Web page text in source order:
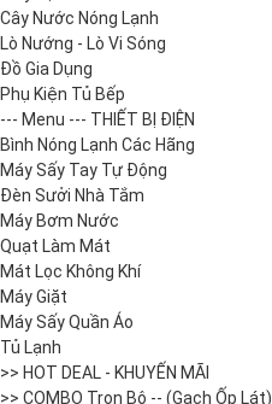
Cây Nước Nóng Lạnh
Lò Nướng - Lò Vi Sóng
Đồ Gia Dụng
Phụ Kiện Tủ Bếp
--- Menu --- THIẾT BỊ ĐIỆN
Bình Nóng Lạnh Các Hãng
Máy Sấy Tay Tự Động
Đèn Sưởi Nhà Tắm
Máy Bơm Nước
Quạt Làm Mát
Mát Lọc Không Khí
Máy Giặt
Máy Sấy Quần Áo
Tủ Lạnh
>> HOT DEAL - KHUYẾN MÃI
>> COMBO Trọn Bộ -- (Gạch Ốp Lát)